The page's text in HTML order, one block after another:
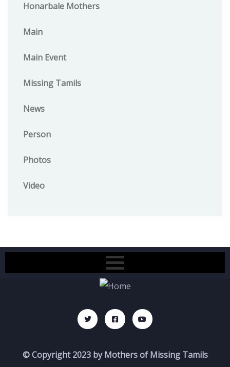
Honarbale Mothers
Main
Main Event
Missing Tamils
News
Person
Photos
Video
© Copyright 2023 by Mothers of Missing Tamils